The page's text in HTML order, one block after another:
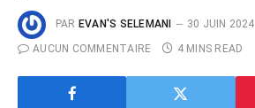
PAR EVAN'S SELEMANI
30 JUIN 2024
AUCUN COMMENTAIRE
4 MINS READ